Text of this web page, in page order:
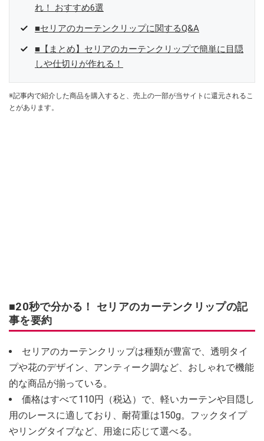
れ！ おすすめ6選
■セリアのカーテンクリップに関するQ&A
■【まとめ】セリアのカーテンクリップで簡単に目隠
しや仕切りが作れる！
※記事内で紹介した商品を購入すると、売上の一部が当サイトに還元されるこ
とがあります。
■20秒で分かる！ セリアのカーテンクリップの記
事を要約
セリアのカーテンクリップは種類が豊富で、透明タイ
プや花のデザイン、アンティーク調など、おしゃれで機能
的な商品が揃っている。
価格はすべて110円（税込）で、軽いカーテンや目隠し
用のレースに適しており、耐荷重は150g。フックタイプ
やリングタイプなど、用途に応じて選べる。